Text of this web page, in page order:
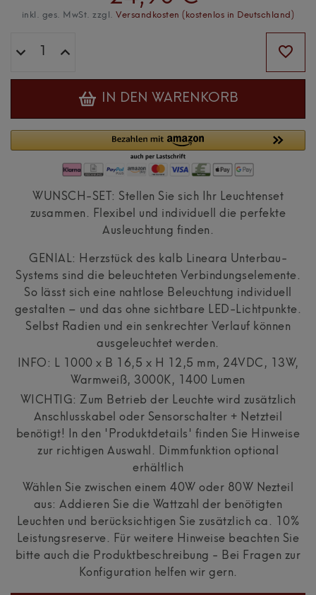
inkl. ges. MwSt. zzgl.Versandkosten (kostenlos in Deutschland)
IN DEN WARENKORB
WUNSCH-SET: Stellen Sie sich Ihr Leuchtenset
zusammen. Flexibel und individuell die perfekte
Ausleuchtung finden.
GENIAL: Herzstück des kalb Lineara Unterbau-
Systems sind die beleuchteten Verbindungselemente.
So lässt sich eine nahtlose Beleuchtung individuell
gestalten – und das ohne sichtbare LED-Lichtpunkte.
Selbst Radien und ein senkrechter Verlauf können
ausgeleuchtet werden.
INFO: L 1000 x B 16,5 x H 12,5 mm, 24VDC, 13W,
Warmweiß, 3000K, 1400 Lumen
WICHTIG: Zum Betrieb der Leuchte wird zusätzlich
Anschlusskabel oder Sensorschalter + Netzteil
benötigt! In den 'Produktdetails' finden Sie Hinweise
zur richtigen Auswahl. Dimmfunktion optional
erhältlich
Wählen Sie zwischen einem 40W oder 80W Nezteil
aus: Addieren Sie die Wattzahl der benötigten
Leuchten und berücksichtigen Sie zusätzlich ca. 10%
Leistungsreserve. Für weitere Hinweise beachten Sie
bitte auch die Produktbeschreibung - Bei Fragen zur
Konfiguration helfen wir gern.